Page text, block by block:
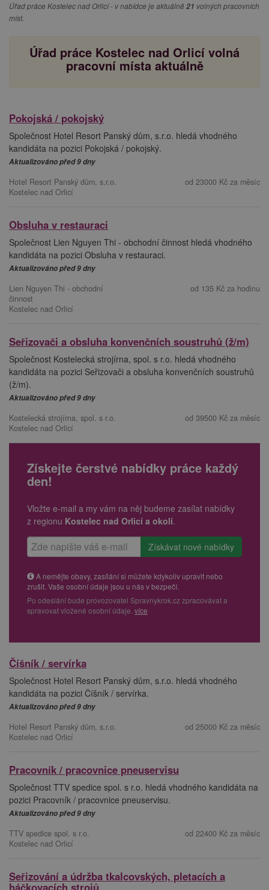
Úřad práce Kostelec nad Orlicí - v nabídce je aktuálně 21 volných pracovních
míst.
Úřad práce Kostelec nad Orlicí volná
pracovní místa aktuálně
Pokojská / pokojský
Společnost Hotel Resort Panský dům, s.r.o. hledá vhodného
kandidáta na pozici Pokojská / pokojský.
Aktualizováno před 9 dny
Hotel Resort Panský dům, s.r.o.
Kostelec nad Orlicí
od 23000 Kč za měsíc
Obsluha v restauraci
Společnost Lien Nguyen Thi - obchodní činnost hledá vhodného
kandidáta na pozici Obsluha v restauraci.
Aktualizováno před 9 dny
Lien Nguyen Thi - obchodní
činnost
Kostelec nad Orlicí
od 135 Kč za hodinu
Seřizovači a obsluha konvenčních soustruhů (ž/m)
Společnost Kostelecká strojírna, spol. s r.o. hledá vhodného
kandidáta na pozici Seřizovači a obsluha konvenčních soustruhů
(ž/m).
Aktualizováno před 9 dny
Kostelecká strojírna, spol. s r.o.
Kostelec nad Orlicí
od 39500 Kč za měsíc
Získejte čerstvé nabídky práce každý
den!
Vložte e-mail a my vám na něj budeme zasílat nabídky
z regionu Kostelec nad Orlicí a okolí.
A nemějte obavy, zasílání si můžete kdykoliv upravit nebo
zrušit. Vaše osobní údaje jsou u nás v bezpečí.
Po odeslání bude provozovatel Spravnykrok.cz zpracovávat a
spravovat vložené osobní údaje. více
Číšník / servírka
Společnost Hotel Resort Panský dům, s.r.o. hledá vhodného
kandidáta na pozici Číšník / servírka.
Aktualizováno před 9 dny
Hotel Resort Panský dům, s.r.o.
Kostelec nad Orlicí
od 25000 Kč za měsíc
Pracovník / pracovnice pneuservisu
Společnost TTV spedice spol. s r.o. hledá vhodného kandidáta na
pozici Pracovník / pracovnice pneuservisu.
Aktualizováno před 9 dny
TTV spedice spol. s r.o.
Kostelec nad Orlicí
od 22400 Kč za měsíc
Seřizování a údržba tkalcovských, pletacích a